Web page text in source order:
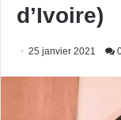
d’Ivoire)
25 janvier 2021